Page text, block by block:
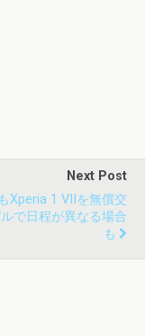
Next Post
Xperia 1 VIIを無償交
で日程が異なる場合
も